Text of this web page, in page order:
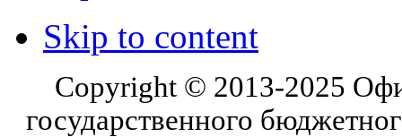
Skip to content
Copyright © 2013-2025
государственного